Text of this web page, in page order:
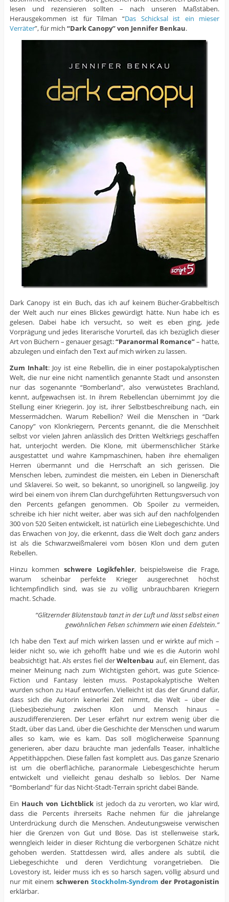
lesen und rezensieren sollten – nach unseren Maßstäben.
Herausgekommen ist für Tilman “Das Schicksal ist ein mieser
Verräter”, für mich “Dark Canopy” von Jennifer Benkau.
Dark Canopy ist ein Buch, das ich auf keinem Bücher-Grabbeltisch
der Welt auch nur eines Blickes gewürdigt hätte. Nun habe ich es
gelesen. Dabei habe ich versucht, so weit es eben ging, jede
Vorprägung und jedes literarische Vorurteil, das ich bezüglich dieser
Art von Büchern – genauer gesagt:“Paranormal Romance”– hatte,
abzulegen und einfach den Text auf mich wirken zu lassen.
Zum Inhalt: Joy ist eine Rebellin, die in einer postapokalyptischen
Welt, die nur eine nicht namentlich genannte Stadt und ansonsten
nur das sogenannte “Bomberland”, also verwüstetes Brachland,
kennt, aufgewachsen ist. In ihrem Rebellenclan übernimmt Joy die
Stellung einer Kriegerin. Joy ist, ihrer Selbstbeschreibung nach, ein
Messermädchen. Warum Rebellion? Weil die Menschen in “Dark
Canopy” von Klonkriegern, Percents genannt, die die Menschheit
selbst vor vielen Jahren anlässlich des Dritten Weltkriegs geschaffen
hat, unterjocht werden. Die Klone, mit übermenschlicher Stärke
ausgestattet und wahre Kampmaschinen, haben ihre ehemaligen
Herren übermannt und die Herrschaft an sich gerissen. Die
Menschen leben, zumindest die meisten, ein Leben in Dienerschaft
und Sklaverei. So weit, so bekannt, so unoriginell, so langweilig. Joy
wird bei einem von ihrem Clan durchgeführten Rettungsversuch von
den Percents gefangen genommen. Ob Spoiler zu vermeiden,
schreibe ich hier nicht weiter, aber was sich auf den nachfolgenden
300 von 520 Seiten entwickelt, ist natürlich eine Liebegeschichte. Und
das Erwachen von Joy, die erkennt, dass die Welt doch ganz anders
ist als die Schwarzweißmalerei vom bösen Klon und dem guten
Rebellen.
Hinzu kommen schwere Logikfehler, beispielsweise die Frage,
warum scheinbar perfekte Krieger ausgerechnet höchst
lichtempfindlich sind, was sie zu völlig unbrauchbaren Kriegern
macht. Schade.
“Glitzernder Blütenstaub tanzt in der Luft und lässt selbst einen
gewöhnlichen Felsen schimmern wie einen Edelstein.”
Ich habe den Text auf mich wirken lassen und er wirkte auf mich –
leider nicht so, wie ich gehofft habe und wie es die Autorin wohl
beabsichtigt hat. Als erstes fiel derWeltenbau auf, ein Element, das
meiner Meinung nach zum Wichtigsten gehört, was gute Science-
Fiction und Fantasy leisten muss. Postapokalyptische Welten
wurden schon zu Hauf entworfen. Vielleicht ist das der Grund dafür,
dass sich die Autorin keinerlei Zeit nimmt, die Welt – über die
(Liebes)beziehung zwischen Klon und Mensch hinaus –
auszudifferenzieren. Der Leser erfährt nur extrem wenig über die
Stadt, über das Land, über die Geschichte der Menschen und warum
alles so kam, wie es kam. Das soll möglicherweise Spannung
generieren, aber dazu bräuchte man jedenfalls Teaser, inhaltliche
Appetithäppchen. Diese fallen fast komplett aus. Das ganze Szenario
ist um die oberflächliche, paranormale Liebesgeschichte herum
entwickelt und vielleicht genau deshalb so lieblos. Der Name
“Bomberland” für das Nicht-Stadt-Terrain spricht dabei Bände.
Ein Hauch von Lichtblick ist jedoch da zu verorten, wo klar wird,
dass die Percents ihrerseits Rache nehmen für die jahrelange
Unterdrückung durch die Menschen. Andeutungsweise verwischen
hier die Grenzen von Gut und Böse. Das ist stellenweise stark,
wenngleich leider in dieser Richtung die verborgenen Schätze nicht
gehoben werden. Stattdessen wird, alles andere als subtil, die
Liebegeschichte und deren Verdichtung vorangetrieben. Die
Lovestory ist, leider muss ich es so harsch sagen, völlig absurd und
nur mit einem schweren Stockholm-Syndrom der Protagonistin
erklärbar.